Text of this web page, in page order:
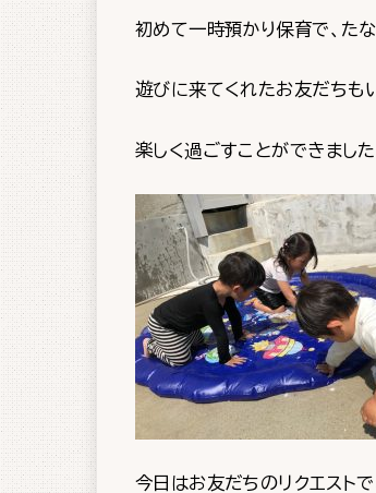
初めて一時預かり保育で、た
遊びに来てくれたお友だちも
楽しく過ごすことができました
今日はお友だちのリクエスト